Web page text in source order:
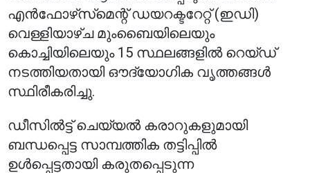
എൻഫോഴ്‌സ്‌മെന്റ് ഡയറക്ടറേറ്റ് (ഇഡി)
വെള്ളിയാഴ്ച മുംബൈയിലെയും
കൊച്ചിയിലെയും 15 സ്ഥലങ്ങളിൽ റെയ്ഡ്
നടത്തിയതായി ഔദ്യോഗിക വൃത്തങ്ങൾ
സ്ഥിരീകരിച്ചു.
ഡീസിൽട്ട് ചെയ്യൽ കരാറുകളുമായി
ബന്ധപ്പെട്ട സാമ്പത്തിക തട്ടിപ്പിൽ
ഉൾപ്പെട്ടതായി കരുതപ്പെടുന്ന